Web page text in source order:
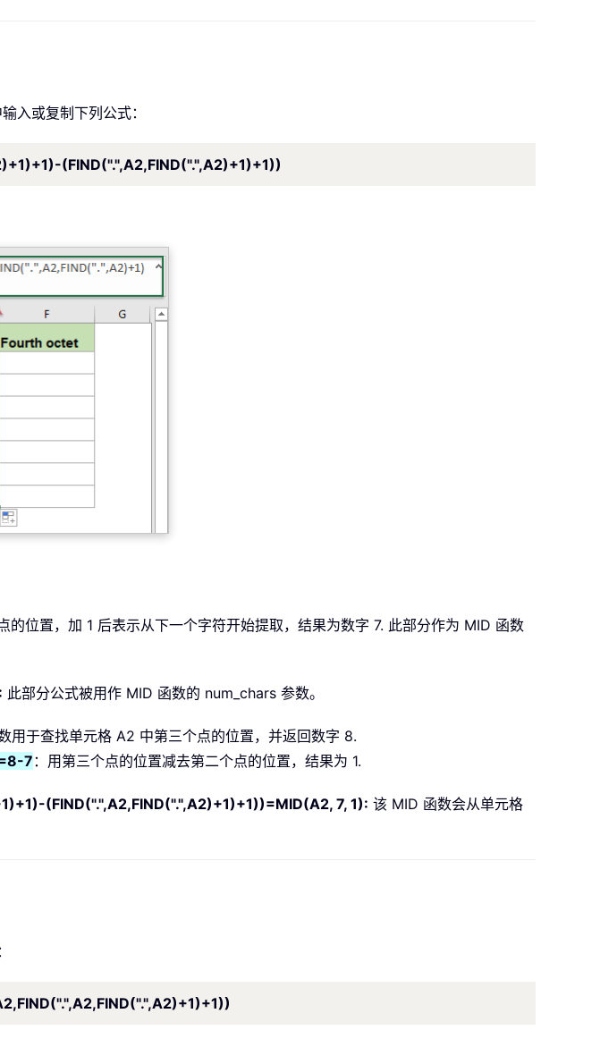
入或复制下列公式：
(FIND(".",A2,FIND(".",A2)+1)+1))
位置，加 1 后表示从下一个字符开始提取，结果为数字 7. 此部分作为 MID 函数
此部分公式被用作 MID 函数的 num_chars 参数。
用于查找单元格 A2 中第三个点的位置，并返回数字 8.
7 ：用第三个点的位置减去第二个点的位置，结果为 1.
(FIND(".",A2,FIND(".",A2)+1)+1))=MID(A2, 7, 1): 该 MID 函数会从单元格